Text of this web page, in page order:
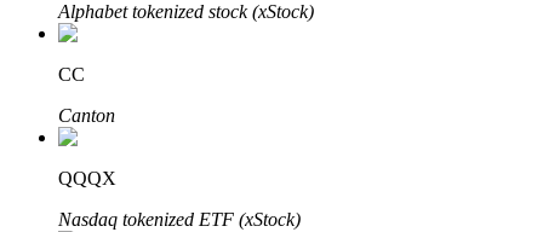
Partenaires Bitrue
Alphabet tokenized stock (xStock)
CC
Canton
QQQX
Nasdaq tokenized ETF (xStock)